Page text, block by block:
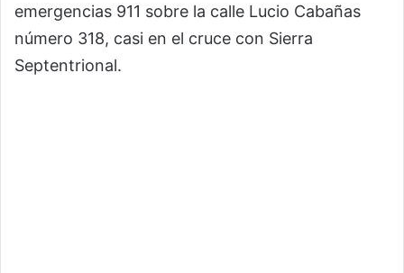
emergencias 911 sobre la calle Lucio Cabañas
número 318, casi en el cruce con Sierra
Septentrional.